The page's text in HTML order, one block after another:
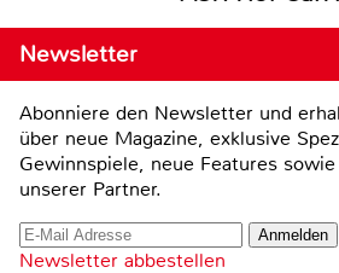
Newsletter
Abonniere den Newsletter und
über neue Magazine, exklusive
Gewinnspiele, neue Features
unserer Partner.
Newsletter abbestellen